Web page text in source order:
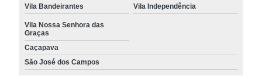
Vila Bandeirantes Vila Independência
Vila Nossa Senhora das
Graças
Caçapava
São José dos Campos